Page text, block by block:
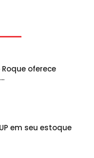
oferece
em seu estoque